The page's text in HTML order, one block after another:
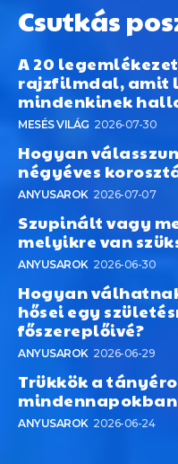
Csutkás
A 20
rajzfilmdal, amit
mindenkinek
MESÉS VILÁG 2026-07-30
Hogyan
négyéves
ANYUSAROK 2026-07-07
Szupinált vagy
melyikre van
ANYUSAROK 2026-06-30
Hogyan
hősei egy
főszereplőivé?
ANYUSAROK 2026-06-29
Trükkök a
mindennapokban
ANYUSAROK 2026-06-24